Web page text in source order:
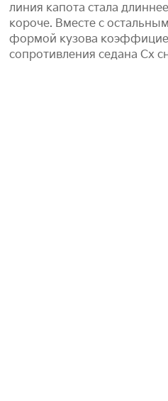
линия капота стала
короче. Вместе с
формой кузова
сопротивления седана Сх